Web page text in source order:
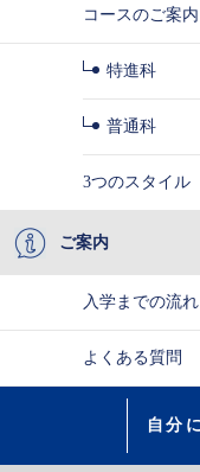
コースのご案内
特進科
普通科
3つのスタイル
ご案内
入学までの流れ
よくある質問
自分